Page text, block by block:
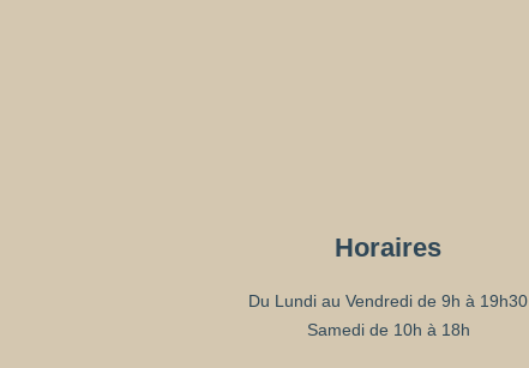
Horaires
Du Lundi au Vendredi de 9h à 19h30
Samedi de 10h à 18h